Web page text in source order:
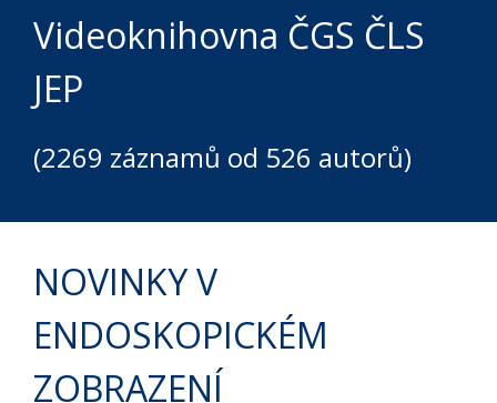
Videoknihovna ČGS ČLS
JEP
(2269 záznamů od 526 autorů)
NOVINKY V
ENDOSKOPICKÉM
ZOBRAZENÍ